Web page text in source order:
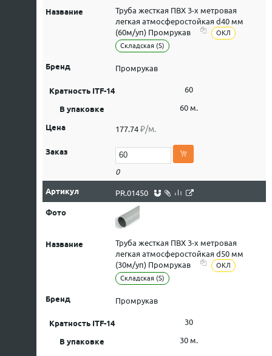
Труба жесткая ПВХ 3-х метровая
легкая атмосферостойкая d40 мм
(60м/уп) Промрукав
ОКЛ
Складская (S)
Промрукав
60
60 м.
177.74 ₽/м.
0
PR.01450
Труба жесткая ПВХ 3-х метровая
легкая атмосферостойкая d50 мм
(30м/уп) Промрукав
ОКЛ
Складская (S)
Промрукав
30
30 м.